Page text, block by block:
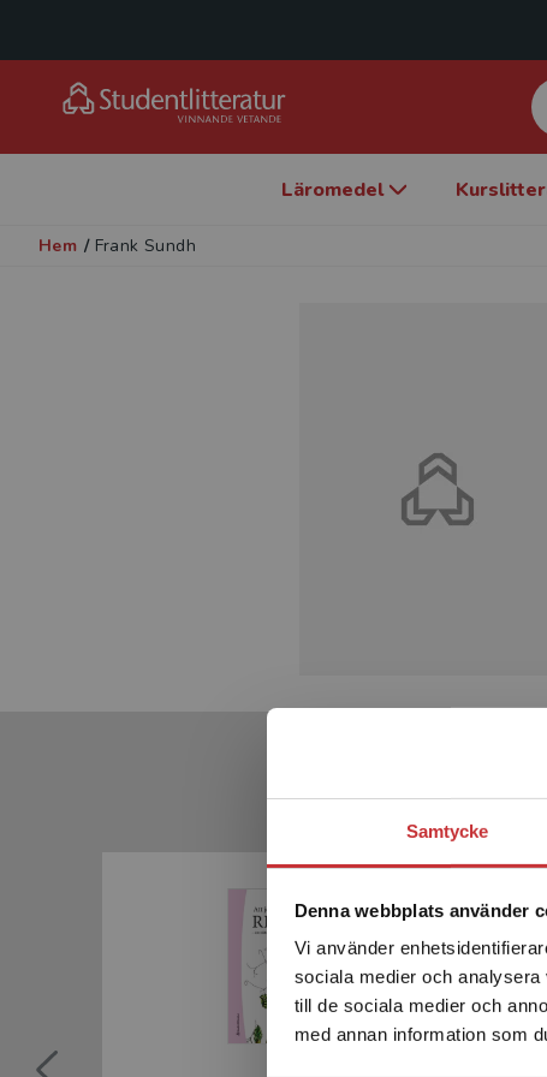
Samtycke
Denna webbplats använder
Vi använder
sociala medier och
till de sociala medier och
med annan information som
Läromedel
Hem / Frank Sundh